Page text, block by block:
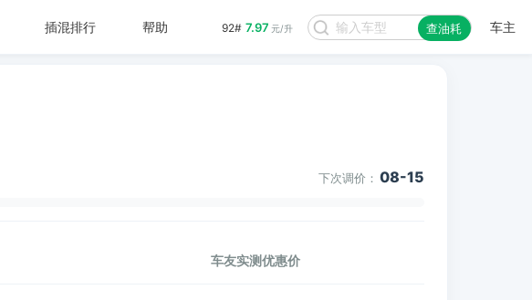
92# 7.97 元/升 查油耗 车主
插混排行 帮助
下次调价： 08-15
车友实测优惠价